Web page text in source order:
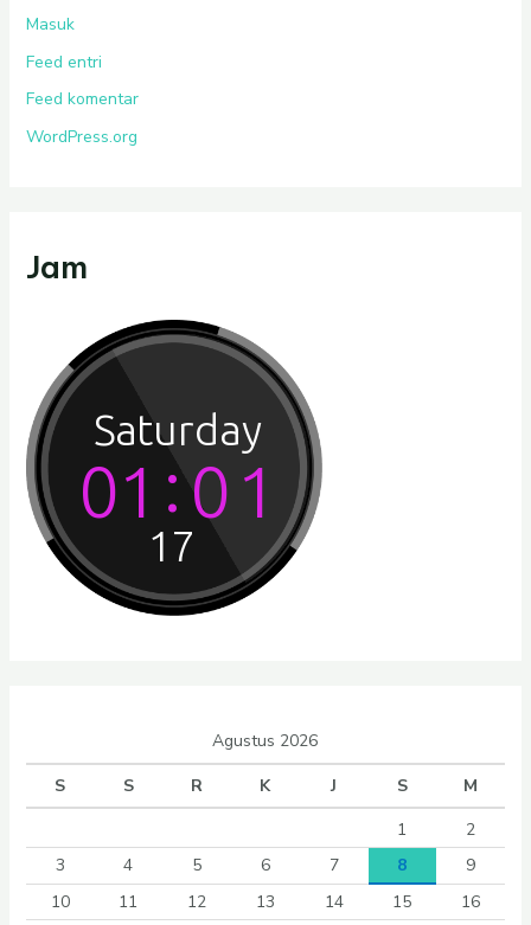
Masuk
Feed entri
Feed komentar
WordPress.org
Jam
Agustus 2026
S
S R K J S
M
1
2
3
4 5 6 7 8
9
10
11 12 13 14 15
16